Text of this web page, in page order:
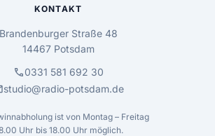
KONTAKT
Brandenburger Straße 48
14467 Potsdam
call0331 581 692 30
studio@radio-potsdam.de
ist von Montag – Freitag
Uhr bis 18.00 Uhr möglich.